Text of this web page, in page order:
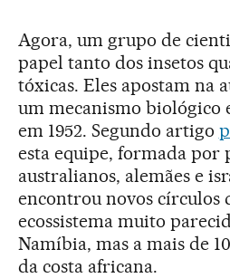
Agora, um grupo de
papel tanto dos insetos
tóxicas. Eles apostam na
um mecanismo biológico
em 1952. Segundo artigo
esta equipe, formada por
australianos, alemães e
encontrou novos círculos
ecossistema muito
Namíbia, mas a mais de
da costa africana.